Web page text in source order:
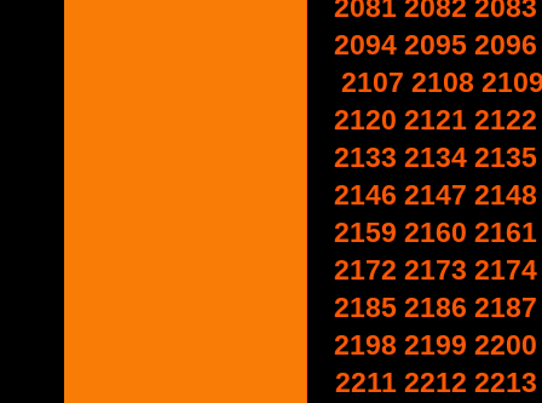
2081 2082 2083
2094 2095 2096
2107 2108
2120 2121 2122
2133 2134 2135
2146 2147 2148
2159 2160 2161
2172 2173 2174
2185 2186 2187
2198 2199 2200
2211 2212 2213